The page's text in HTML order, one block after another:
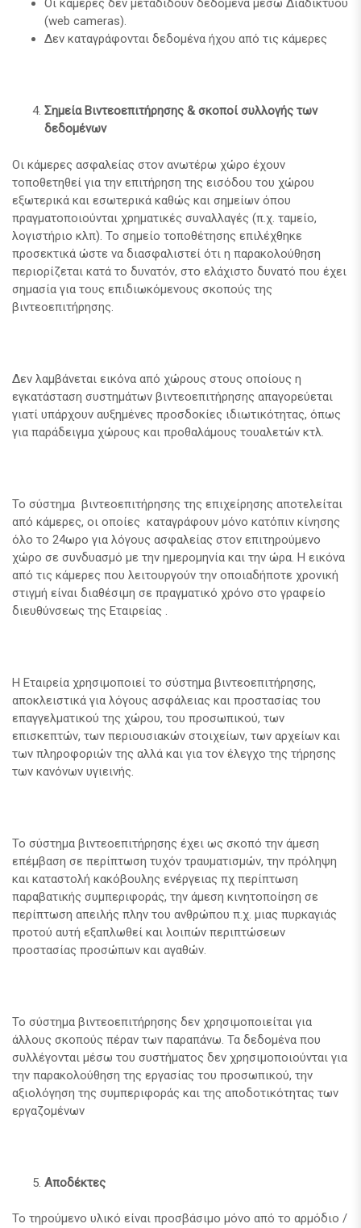
Οι κάμερες δεν μεταδίδουν δεδομένα μέσω Διαδικτύου
(web cameras).
Δεν καταγράφονται δεδομένα ήχου από τις κάμερες
Σημεία Βιντεοεπιτήρησης & σκοποί συλλογής των
δεδομένων
Οι κάμερες ασφαλείας στον ανωτέρω χώρο έχουν
τοποθετηθεί για την επιτήρηση της εισόδου του χώρου
εξωτερικά και εσωτερικά καθώς και σημείων όπου
πραγματοποιούνται χρηματικές συναλλαγές (π.χ. ταμείο,
λογιστήριο κλπ). Το σημείο τοποθέτησης επιλέχθηκε
προσεκτικά ώστε να διασφαλιστεί ότι η παρακολούθηση
περιορίζεται κατά το δυνατόν, στο ελάχιστο δυνατό που έχει
σημασία για τους επιδιωκόμενους σκοπούς της
βιντεοεπιτήρησης.
Δεν λαμβάνεται εικόνα από χώρους στους οποίους η
εγκατάσταση συστημάτων βιντεοεπιτήρησης απαγορεύεται
γιατί υπάρχουν αυξημένες προσδοκίες ιδιωτικότητας, όπως
για παράδειγμα χώρους και προθαλάμους τουαλετών κτλ.
Το σύστημα βιντεοεπιτήρησης της επιχείρησης αποτελείται
από κάμερες, οι οποίες καταγράφουν μόνο κατόπιν κίνησης
όλο το 24ωρο για λόγους ασφαλείας στον επιτηρούμενο
χώρο σε συνδυασμό με την ημερομηνία και την ώρα. Η εικόνα
από τις κάμερες που λειτουργούν την οποιαδήποτε χρονική
στιγμή είναι διαθέσιμη σε πραγματικό χρόνο στο γραφείο
διευθύνσεως της Εταιρείας .
Η Εταιρεία χρησιμοποιεί το σύστημα βιντεοεπιτήρησης,
αποκλειστικά για λόγους ασφάλειας και προστασίας του
επαγγελματικού της χώρου, του προσωπικού, των
επισκεπτών, των περιουσιακών στοιχείων, των αρχείων και
των πληροφοριών της αλλά και για τον έλεγχο της τήρησης
των κανόνων υγιεινής.
Το σύστημα βιντεοεπιτήρησης έχει ως σκοπό την άμεση
επέμβαση σε περίπτωση τυχόν τραυματισμών, την πρόληψη
και καταστολή κακόβουλης ενέργειας πχ περίπτωση
παραβατικής συμπεριφοράς, την άμεση κινητοποίηση σε
περίπτωση απειλής πλην του ανθρώπου π.χ. μιας πυρκαγιάς
προτού αυτή εξαπλωθεί και λοιπών περιπτώσεων
προστασίας προσώπων και αγαθών.
Το σύστημα βιντεοεπιτήρησης δεν χρησιμοποιείται για
άλλους σκοπούς πέραν των παραπάνω. Τα δεδομένα που
συλλέγονται μέσω του συστήματος δεν χρησιμοποιούνται για
την παρακολούθηση της εργασίας του προσωπικού, την
αξιολόγηση της συμπεριφοράς και της αποδοτικότητας των
εργαζομένων
Αποδέκτες
Το τηρούμενο υλικό είναι προσβάσιμο μόνο από το αρμόδιο /